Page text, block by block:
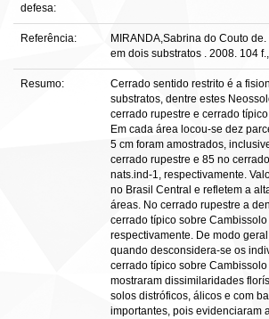
defesa:
Referência:
MIRANDA,Sabrina do Couto
em dois substratos . 2008. 104
Resumo:
Cerrado sentido restrito é a
substratos, dentre estes
cerrado rupestre e cerrado
Em cada área locou-se dez
5 cm foram amostrados,
cerrado rupestre e 85 no
nats.ind-1, respectivamente.
no Brasil Central e refletem a
áreas. No cerrado rupestre a
cerrado típico sobre
respectivamente. De modo
quando desconsidera-se os
cerrado típico sobre
mostraram dissimilaridades
solos distróficos, álicos e com
importantes, pois evidenciaram